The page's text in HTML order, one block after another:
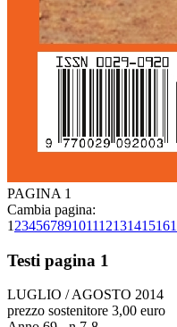
PAGINA 1
Cambia pagina:
1 2345678910111213141516
Testi pagina 1
LUGLIO / AGOSTO 2014
prezzo sostenitore 3,00 euro